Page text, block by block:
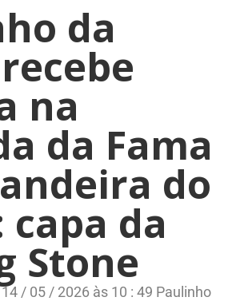
da
na
da Fama
do
capa da
Stone
/ 05 / 2026 às 10 : 49 Paulinho